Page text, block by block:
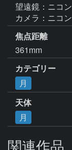
望遠鏡：ニコン
カメラ：ニコン
焦点距離
361mm
カテゴリー
月
天体
月
関連作品